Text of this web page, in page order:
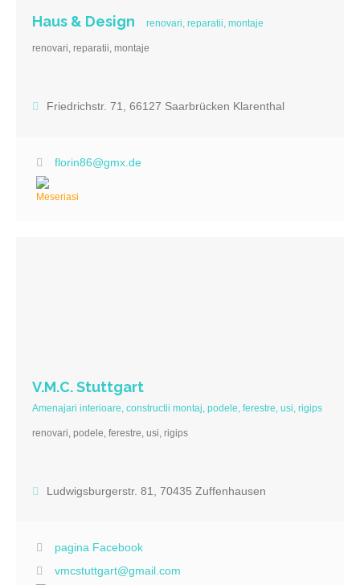
Haus & Design renovari, reparatii, montaje
renovari, reparatii, montaje
Friedrichstr. 71, 66127 Saarbrücken Klarenthal
florin86@gmx.de
V.M.C. Stuttgart
Amenajari interioare, constructii montaj, podele, ferestre, usi, rigips
renovari, podele, ferestre, usi, rigips
Ludwigsburgerstr. 81, 70435 Zuffenhausen
pagina Facebook
vmcstuttgart@gmail.com